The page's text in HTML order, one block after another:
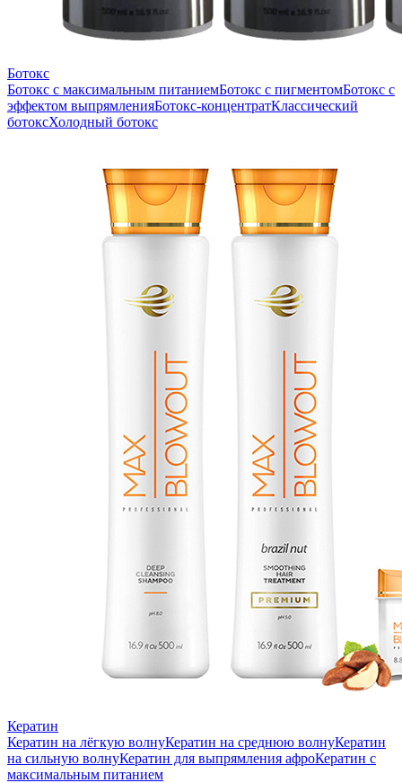
Ботокс
Ботокс с максимальным питаниемБотокс с пигментомБотокс с
эффектом выпрямленияБотокс-концентратКлассический
ботоксХолодный ботокс
Кератин
Кератин на лёгкую волнуКератин на среднюю волнуКератин
на сильную волнуКератин для выпрямления афроКератин с
максимальным питанием